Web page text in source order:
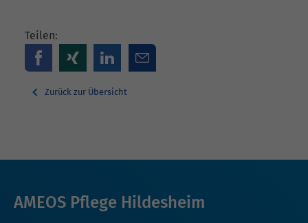
Teilen:
Zurück zur Übersicht
AMEOS Pflege Hildesheim